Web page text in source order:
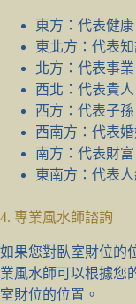
東方：代表健
東北方：代表
北方：代表事
西北：代表貴
西方：代表子
西南方：代表
南方：代表財富
東南方：代表
4. 專業風水師諮詢
如果您對臥室財位的
業風水師可以根據您
室財位的位置。